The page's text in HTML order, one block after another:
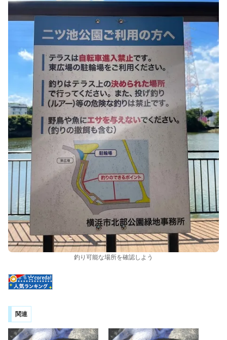
釣り可能な場所を確認しよう
関連